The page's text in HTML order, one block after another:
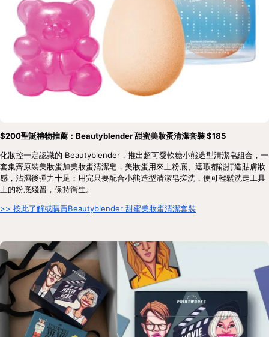
$200聖誕禮物推薦：Beautyblender 甜蜜美妝蛋清潔套裝 $185
化妝控一定認識的 Beautyblender，推出超可愛軟糖小熊造型清潔皂組合，一
套集齊原裝美妝蛋加美妝蛋清潔皂，美妝蛋用來上粉底、遮瑕都能打造貼膚妝
感，沾濕後彈力十足；用完只要配合小熊造型清潔皂搓洗，便可輕鬆洗走工具
上的粉底殘留，保持衛生。
>> 按此了解或購買Beautyblender 甜蜜美妝蛋清潔套裝